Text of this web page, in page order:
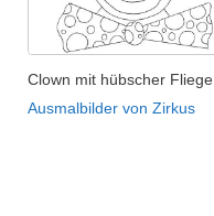
Clown mit hübscher Fliege
Ausmalbilder von Zirkus